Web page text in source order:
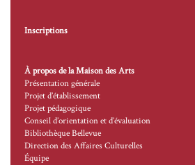
Inscriptions
À propos de la Maison des Arts
Présentation générale
Projet d’établissement
Projet pédagogique
Conseil d’orientation et d’évaluation
Bibliothèque Bellevue
Direction des Affaires Culturelles
Équipe